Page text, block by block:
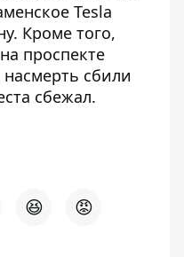
Tesla
. Кроме того,
проспекте
сбили
сбежал.
😆 😡